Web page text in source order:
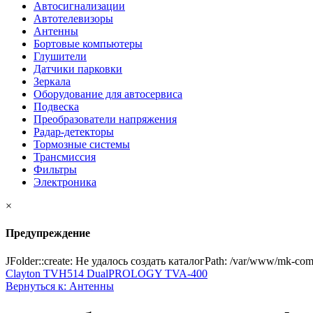
Автосигнализации
Автотелевизоры
Антенны
Бортовые компьютеры
Глушители
Датчики парковки
Зеркала
Оборудование для автосервиса
Подвеска
Преобразователи напряжения
Радар-детекторы
Тормозные системы
Трансмиссия
Фильтры
Электроника
×
Предупреждение
JFolder::create: Не удалось создать каталогPath: /var/www/mk-
Clayton TVH514 DualPROLOGY TVA-400
Вернуться к: Антенны